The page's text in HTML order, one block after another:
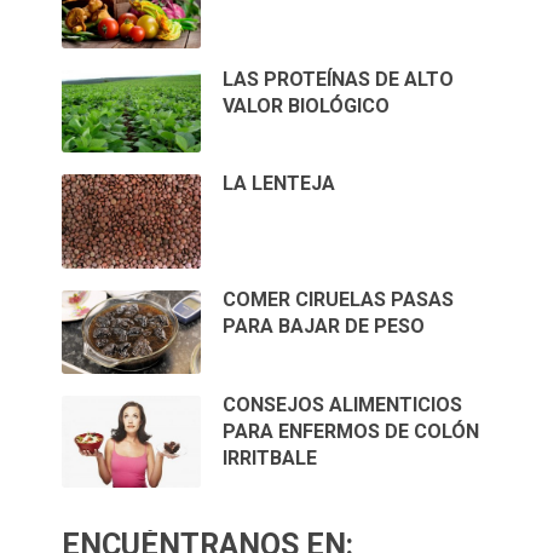
LAS PROTEÍNAS DE ALTO
VALOR BIOLÓGICO
LA LENTEJA
COMER CIRUELAS PASAS
PARA BAJAR DE PESO
CONSEJOS ALIMENTICIOS
PARA ENFERMOS DE COLÓN
IRRITBALE
ENCUÉNTRANOS EN: